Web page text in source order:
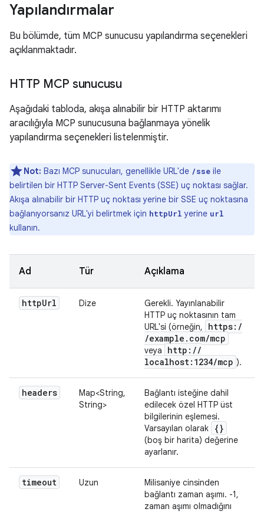
Yapılandırmalar
Bu bölümde, tüm MCP sunucusu yapılandırma seçenekleri
açıklanmaktadır.
HTTP MCP sunucusu
Aşağıdaki tabloda, akışa alınabilir bir HTTP aktarımı
aracılığıyla MCP sunucusuna bağlanmaya yönelik
yapılandırma seçenekleri listelenmiştir.
Not: Bazı MCP sunucuları, genellikle URL'de /sse ile
belirtilen bir HTTP Server-Sent Events (SSE) uç noktası sağlar.
Akışa alınabilir bir HTTP uç noktası yerine bir SSE uç noktasına
bağlanıyorsanız URL'yi belirtmek için httpUrl yerine url
kullanın.
Ad Tür Açıklama
httpUrl Dize
Gerekli. Yayınlanabilir
HTTP uç noktasının tam
URL'si (örneğin,
https: /
/example . com/mcp
veya http: //
localhost:1234/mcp ).
headers
Map<String,
String>
Bağlantı isteğine dahil
edilecek özel HTTP üst
bilgilerinin eşlemesi.
Varsayılan olarak
{}
(boş bir harita) değerine
ayarlanır.
timeout Uzun
Milisaniye cinsinden
bağlantı zaman aşımı. -1,
zaman aşımı olmadığını